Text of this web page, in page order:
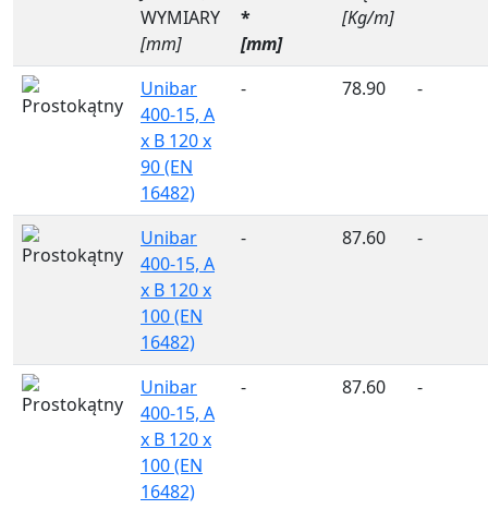
WYMIARY
[mm]
*
[mm]
[Kg/m]
Unibar
400-15, A
x B 120 x
90 (EN
16482)
- 78.90 -
Unibar
400-15, A
x B 120 x
100 (EN
16482)
- 87.60 -
Unibar
400-15, A
x B 120 x
100 (EN
16482)
- 87.60 -